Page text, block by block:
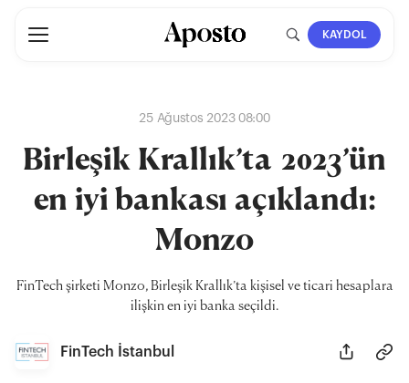
KAYDOL
25 Ağustos 2023 08:00
Birleşik Krallık’ta 2023’ün
en iyi bankası açıklandı:
Monzo
FinTech şirketi Monzo, Birleşik Krallık’ta kişisel ve ticari hesaplara
ilişkin en iyi banka seçildi.
FinTech İstanbul